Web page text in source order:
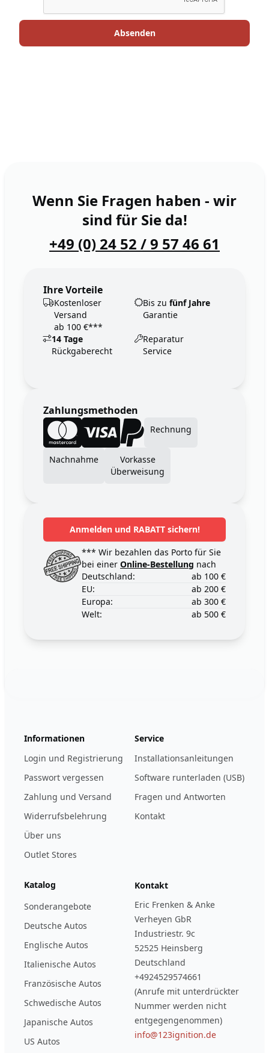
Wenn Sie Fragen haben - wir
sind für Sie da!
+49 (0) 24 52 / 9 57 46 61
Ihre Vorteile
Kostenloser
Versand
ab 100 €***
Bis zu fünf Jahre
Garantie
14 Tage
Rückgaberecht
Reparatur
Service
Zahlungsmethoden
Rechnung
Nachnahme
Vorkasse
Überweisung
Anmelden und RABATT sichern!
*** Wir bezahlen das Porto für Sie
bei einer Online-Bestellung nach
Deutschland:
ab 100 €
EU:
ab 200 €
Europa:
ab 300 €
Welt:
ab 500 €
Informationen
Login und Registrierung
Passwort vergessen
Zahlung und Versand
Widerrufsbelehrung
Über uns
Outlet Stores
Service
Installationsanleitungen
Software runterladen (USB)
Fragen und Antworten
Kontakt
Katalog
Sonderangebote
Deutsche Autos
Englische Autos
Italienische Autos
Französische Autos
Schwedische Autos
Japanische Autos
US Autos
Kontakt
Eric Frenken & Anke
Verheyen GbR
Industriestr. 9c
52525 Heinsberg
Deutschland
+4924529574661
(Anrufe mit unterdrückter
Nummer werden nicht
entgegengenommen)
info@123ignition.de